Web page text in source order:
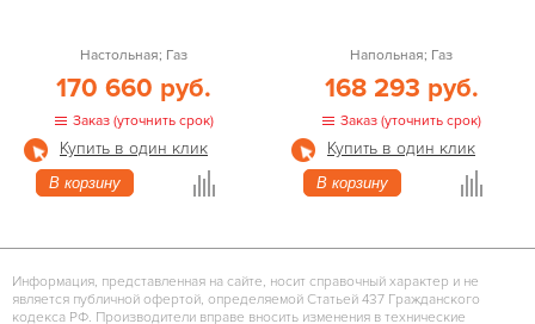
Настольная; Газ
170 660 руб.
Заказ (уточнить срок)
Купить в один клик
В корзину
Напольная; Газ
168 293 руб.
Заказ (уточнить срок)
Купить в один клик
В корзину
Информация, представленная на сайте, носит справочный характер и не
является публичной офертой, определяемой Статьей 437 Гражданского
кодекса РФ. Производители вправе вносить изменения в технические